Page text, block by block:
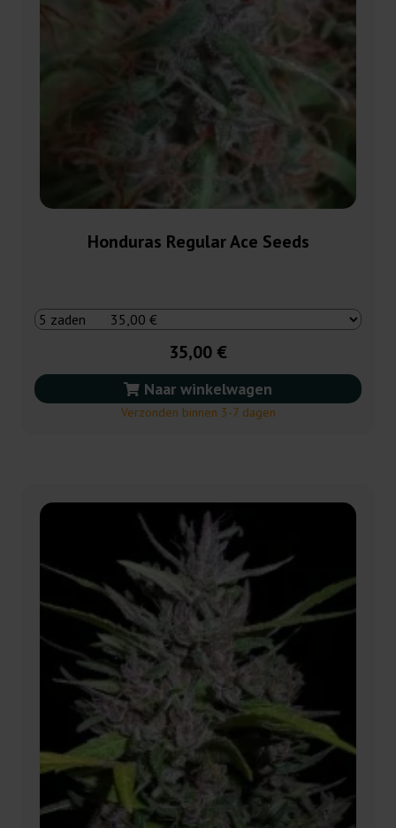
Honduras Regular Ace Seeds
35,00 €
Naar winkelwagen
Verzonden binnen 3-7 dagen